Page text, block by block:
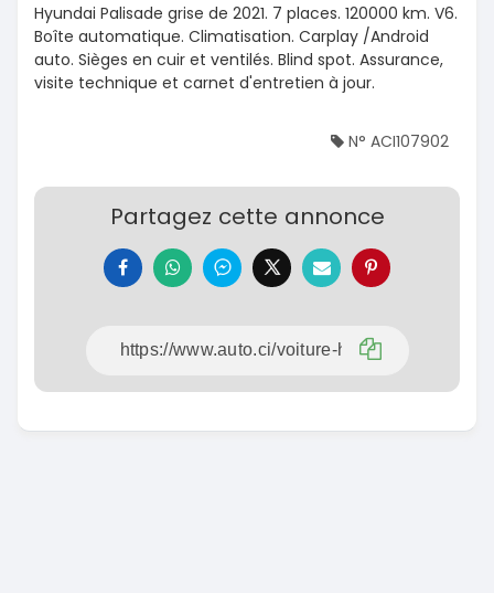
Hyundai Palisade grise de 2021. 7 places. 120000 km. V6.
Boîte automatique. Climatisation. Carplay /Android
auto. Sièges en cuir et ventilés. Blind spot. Assurance,
visite technique et carnet d'entretien à jour.
N° ACI107902
Partagez cette annonce